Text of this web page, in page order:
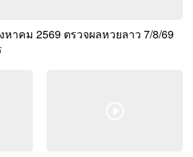
าคม 2569 ตรวจผลหวยลาว 7/8/69